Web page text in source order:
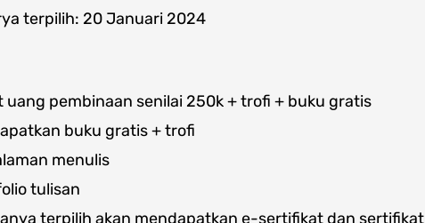
terpilih: 20 Januari 2024
uang pembinaan senilai 250k + trofi + buku gratis
buku gratis + trofi
menulis
tulisan
terpilih akan mendapatkan e-sertifikat dan sertifikat